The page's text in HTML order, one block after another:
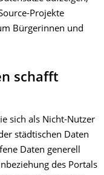
Projekte
Bürgerinnen und
schafft
sich als Nicht-Nutzer
städtischen Daten
Daten generell
des Portals